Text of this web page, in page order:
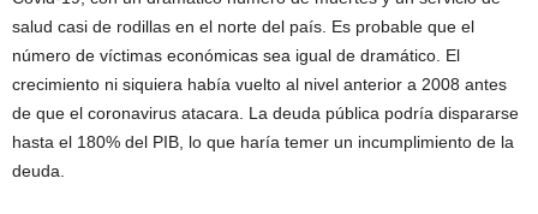
salud casi de rodillas en el norte del país. Es probable que el
número de víctimas económicas sea igual de dramático. El
crecimiento ni siquiera había vuelto al nivel anterior a 2008 antes
de que el coronavirus atacara. La deuda pública podría dispararse
hasta el 180% del PIB, lo que haría temer un incumplimiento de la
deuda.